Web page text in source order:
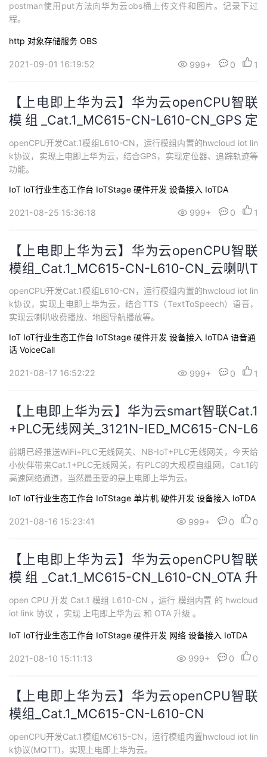
postman使用put方法向华为云obs桶上传文件和图片。记录下过
程。
http 对象存储服务 OBS
2021-09-01 16:19:52 999+ 0 1
【上电即上华为云】华为云openCPU智联
模组_Cat.1_MC615-CN-L610-CN_GPS定
位器
openCPU开发Cat.1模组L610-CN，运行模组内置的hwcloud iot lin
k协议，实现上电即上华为云，结合GPS，实现定位器、追踪轨迹等
功能。
IoT IoT行业生态工作台 IoTStage 硬件开发 设备接入 IoTDA
2021-08-25 15:36:18 999+ 0 1
【上电即上华为云】华为云openCPU智联
模组_Cat.1_MC615-CN-L610-CN_云喇叭T
TS语音
openCPU开发Cat.1模组L610-CN，运行模组内置的hwcloud iot lin
k协议，实现上电即上华为云，结合TTS（TextToSpeech）语音，
实现云喇叭收费播放、地图导航播放等。
IoT IoT行业生态工作台 IoTStage 硬件开发 设备接入 IoTDA 语音通
话 VoiceCall
2021-08-17 16:52:22 999+ 0 1
【上电即上华为云】华为云smart智联Cat.1
+PLC无线网关_3121N-IED_MC615-CN-L6
10-CN
前期已经推送WiFi+PLC无线网关、NB-IoT+PLC无线网关，今天给
小伙伴带来Cat.1+PLC无线网关，有PLC的大规模自组网，Cat.1的
高速网络通道，当然最重要的是上电即上华为云。
IoT IoT行业生态工作台 IoTStage 单片机 硬件开发 设备接入 IoTDA
2021-08-16 15:23:41 999+ 0 0
【上电即上华为云】华为云openCPU智联
模组_Cat.1_MC615-CN_L610-CN_OTA升
级
open CPU 开发 Cat.1 模组 L610-CN ，运行 模组内置 的 hwcloud
iot link 协议 ，实现 上电即上华为云 和 OTA 升级 。
IoT IoT行业生态工作台 IoTStage 硬件开发 网络 设备接入 IoTDA
2021-08-10 15:11:13 999+ 0 0
【上电即上华为云】华为云openCPU智联
模组_Cat.1_MC615-CN-L610-CN
openCPU开发Cat.1模组MC615-CN，运行模组内置hwcloud iot lin
k协议(MQTT)，实现上电即上华为云。